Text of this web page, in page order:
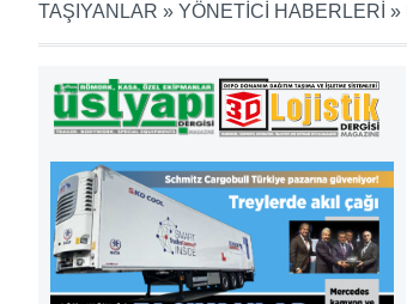
TAŞIYANLAR » YÖNETİCİ HABERLERİ »